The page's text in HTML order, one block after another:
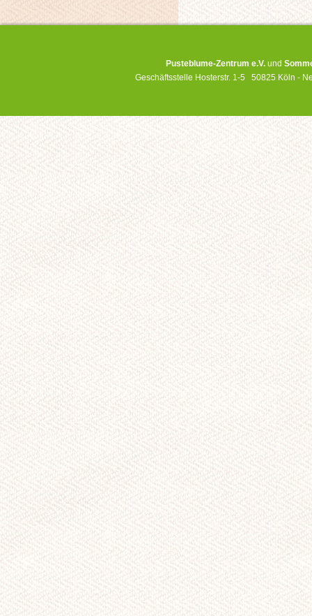
Pusteblume-Zentrum e.V. und
Geschäftsstelle Hosterstr. 1-5 50825 Köln -